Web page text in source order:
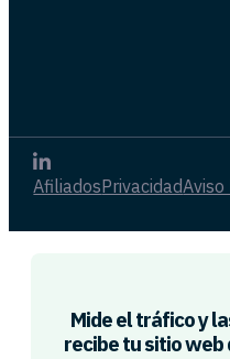
AfiliadosPrivacidad
Mide el tráfico y
recibe tu sitio web